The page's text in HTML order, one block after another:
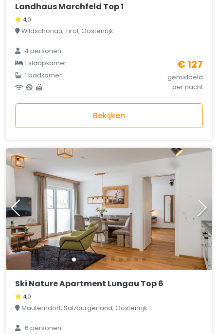
Landhaus Marchfeld Top 1
4,0
Wildschönau, Tirol, Oostenrijk
4 personen
1 slaapkamer
1 badkamer
€ 127
gemiddeld
per nacht
Bekijken
Ski Nature Apartment Lungau Top 6
4,0
Mauterndorf, Salzburgerland, Oostenrijk
6 personen